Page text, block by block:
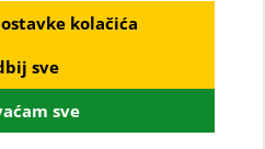
kolačića
sve
sve